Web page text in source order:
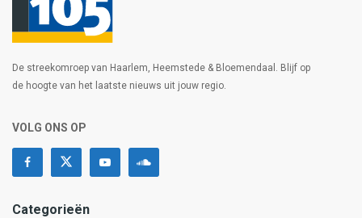
De streekomroep van Haarlem, Heemstede & Bloemendaal. Blijf op
de hoogte van het laatste nieuws uit jouw regio.
VOLG ONS OP
Categorieën